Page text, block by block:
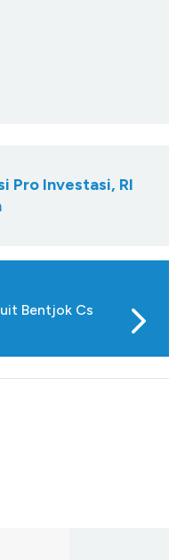
Pro Investasi, RI
Bentjok Cs